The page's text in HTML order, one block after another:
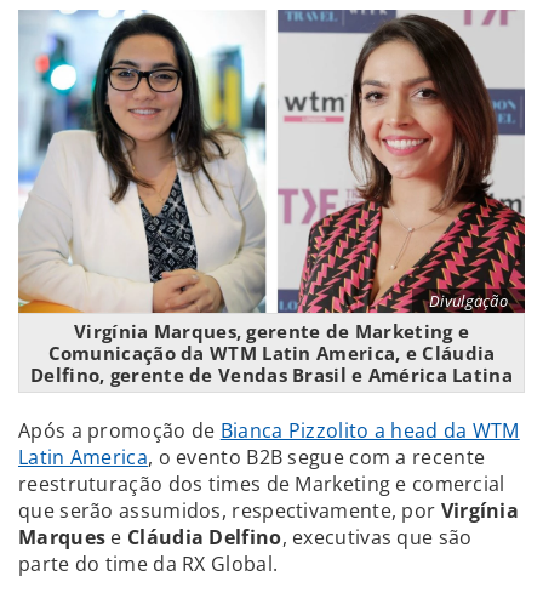
Divulgação
Virgínia Marques, gerente de Marketing e
Comunicação da WTM Latin America, e Cláudia
Delfino, gerente de Vendas Brasil e América Latina
Após a promoção de Bianca Pizzolito a head da WTM
Latin America, o evento B2B segue com a recente
reestruturação dos times de Marketing e comercial
que serão assumidos, respectivamente, por Virgínia
Marques e Cláudia Delfino, executivas que são
parte do time da RX Global.